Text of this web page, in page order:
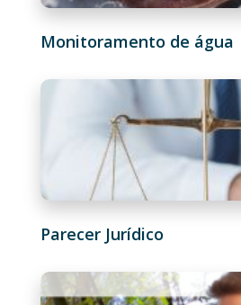
Monitoramento de água
Parecer Jurídico